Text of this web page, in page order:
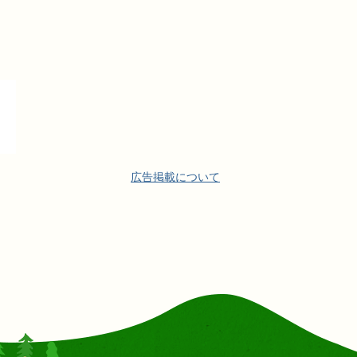
広告掲載について